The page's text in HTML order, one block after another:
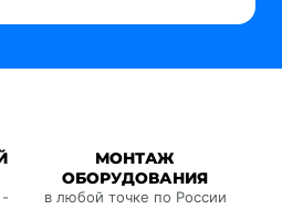
-
МОНТАЖ
ОБОРУДОВАНИЯ
в любой точке по России